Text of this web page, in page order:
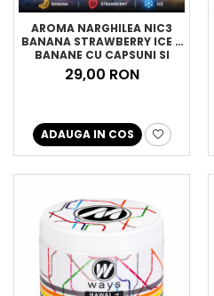
AROMA NARGHILEA NIC3
BANANA STRAWBERRY ICE –
BANANE CU CAPSUNI SI
GHEATA, 50GR
29,00 RON
ADAUGA IN COS